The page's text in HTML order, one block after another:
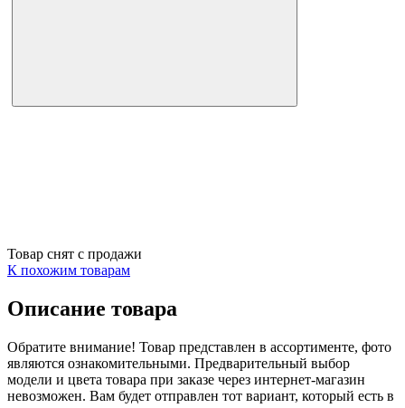
Товар снят с продажи
К похожим товарам
Описание товара
Обратите внимание! Товар представлен в ассортименте, фото
являются ознакомительными. Предварительный выбор
модели и цвета товара при заказе через интернет-магазин
невозможен. Вам будет отправлен тот вариант, который есть в